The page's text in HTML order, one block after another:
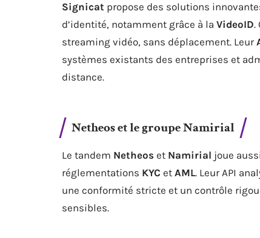
Signicat propose des solutions
d’identité, notamment grâce à la VideoID.
streaming vidéo, sans déplacement. Leur
systèmes existants des entreprises et
distance.
Netheos et le groupe Namirial
Le tandem Netheos et Namirial joue
réglementations KYC et AML. Leur API
une conformité stricte et un contrôle
sensibles.